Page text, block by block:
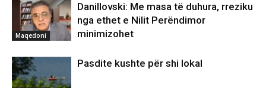
Maqedoni
Danillovski: Me masa të duhura, rreziku
nga ethet e Nilit Perëndimor
minimizohet
Pasdite kushte për shi lokal